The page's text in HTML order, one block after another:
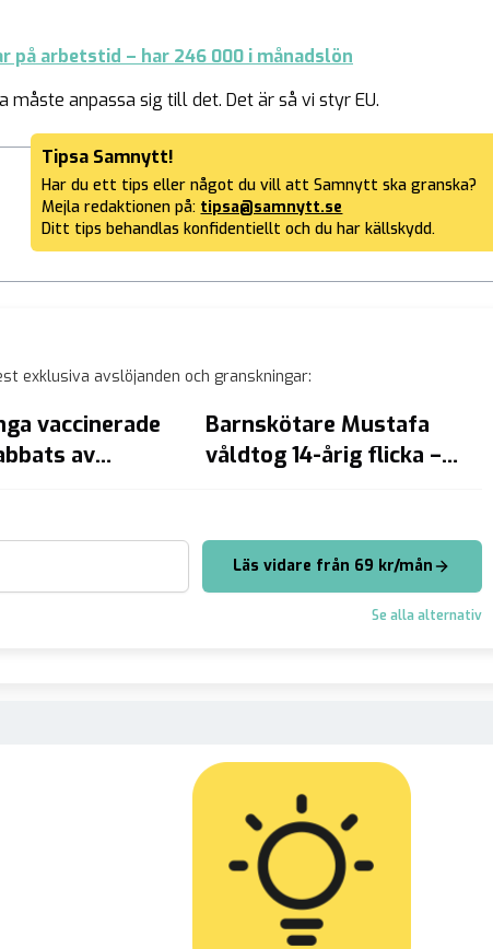
på arbetstid – har 246 000 i månadslön
anpassa sig till det. Det är så vi styr EU.
Tipsa Samnytt!
Har du ett tips eller något du vill att Samnytt ska granska?
Mejla redaktionen på: tipsa@samnytt.se
Ditt tips behandlas konfidentiellt och du har källskydd.
exklusiva avslöjanden och granskningar:
vaccinerade
av
Barnskötare Mustafa
våldtog 14-årig flicka –
dig”
Läs vidare från 69 kr/mån
Se alla alternativ